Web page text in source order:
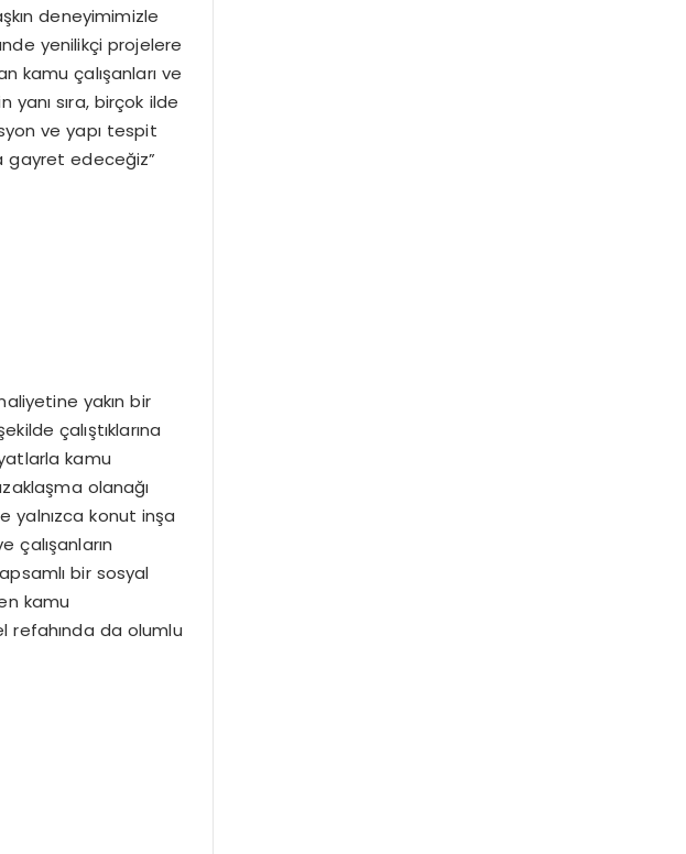
deneyimimizle
yenilikçi projelere
kamu çalışanları ve
yanı sıra, birçok ilde
ve yapı tespit
gayret edeceğiz”
yakın bir
çalıştıklarına
kamu
olanağı
yalnızca konut inşa
çalışanların
bir sosyal
kamu
refahında da olumlu